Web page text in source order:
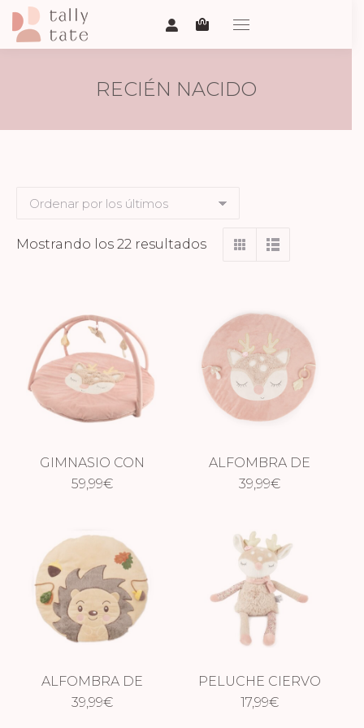
RECIÉN NACIDO
Mostrando los 22 resultadosOrdenado
últimos
GIMNASIO CON
ARCO CIERVO
59,99€
ALFOMBRA DE
JUEGOS CIERVO
39,99€
ALFOMBRA DE
JUEGOS ERIZO
39,99€
PELUCHE CIERVO
ELLA
17,99€